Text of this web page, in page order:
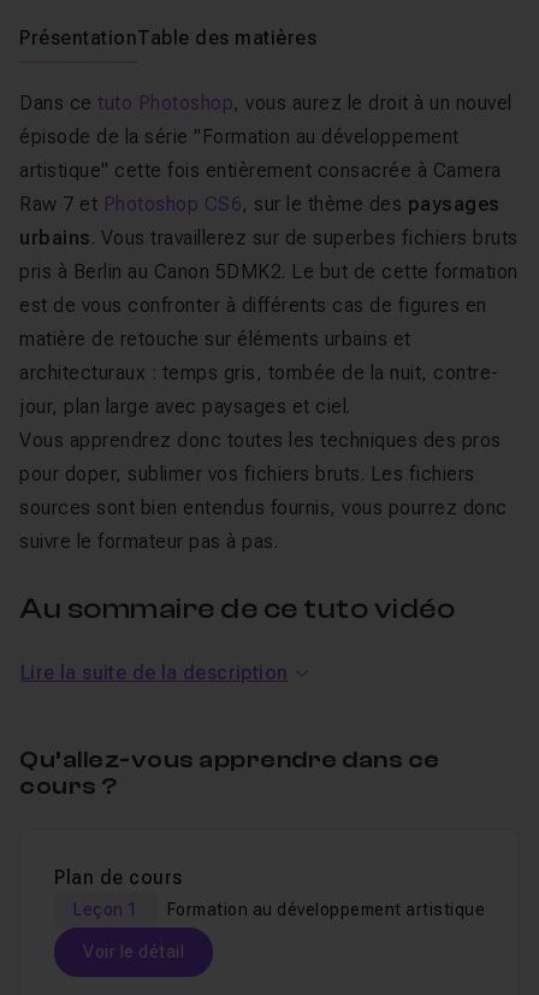
PrésentationTable des matières
Dans ce tuto Photoshop, vous aurez le droit à un nouvel
épisode de la série "Formation au développement
artistique" cette fois entièrement consacrée à Camera
Raw 7 et Photoshop CS6, sur le thème des paysages
urbains. Vous travaillerez sur de superbes fichiers bruts
pris à Berlin au Canon 5DMK2. Le but de cette formation
est de vous confronter à différents cas de figures en
matière de retouche sur éléments urbains et
architecturaux : temps gris, tombée de la nuit, contre-
jour, plan large avec paysages et ciel.
Vous apprendrez donc toutes les techniques des pros
pour doper, sublimer vos fichiers bruts. Les fichiers
sources sont bien entendus fournis, vous pourrez donc
suivre le formateur pas à pas.
Au sommaire de ce tuto vidéo
Retouche globale d'exposition
Accentuation du contraste
Retouches locales au pinceau de retouche
Utilisation du filtre gradué
Manipuler les couleurs avec le mode Teinte /
Lire la suite de la description
Qu’allez-vous apprendre dans ce
cours ?
Plan de cours
Leçon 1 Formation au développement artistique
Voir le détail